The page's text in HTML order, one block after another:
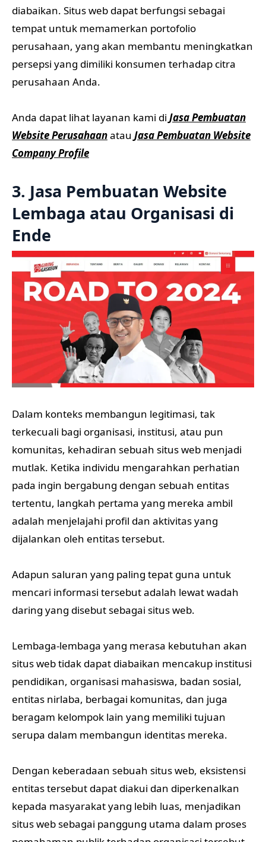
diabaikan. Situs web dapat berfungsi sebagai
tempat untuk memamerkan portofolio
perusahaan, yang akan membantu meningkatkan
persepsi yang dimiliki konsumen terhadap citra
perusahaan Anda.
Anda dapat lihat layanan kami di Jasa Pembuatan
Website Perusahaanatau Jasa Pembuatan Website
Company Profile
3. Jasa Pembuatan Website
Lembaga atau Organisasi di
Ende
Dalam konteks membangun legitimasi, tak
terkecuali bagi organisasi, institusi, atau pun
komunitas, kehadiran sebuah situs web menjadi
mutlak. Ketika individu mengarahkan perhatian
pada ingin bergabung dengan sebuah entitas
tertentu, langkah pertama yang mereka ambil
adalah menjelajahi profil dan aktivitas yang
dijalankan oleh entitas tersebut.
Adapun saluran yang paling tepat guna untuk
mencari informasi tersebut adalah lewat wadah
daring yang disebut sebagai situs web.
Lembaga-lembaga yang merasa kebutuhan akan
situs web tidak dapat diabaikan mencakup institusi
pendidikan, organisasi mahasiswa, badan sosial,
entitas nirlaba, berbagai komunitas, dan juga
beragam kelompok lain yang memiliki tujuan
serupa dalam membangun identitas mereka.
Dengan keberadaan sebuah situs web, eksistensi
entitas tersebut dapat diakui dan diperkenalkan
kepada masyarakat yang lebih luas, menjadikan
situs web sebagai panggung utama dalam proses